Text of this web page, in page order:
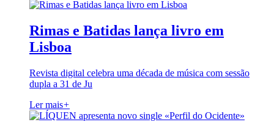
Rimas e Batidas lança livro em
Lisboa
Revista digital celebra uma década de música com sessão
dupla a 31 de Ju
Ler mais+